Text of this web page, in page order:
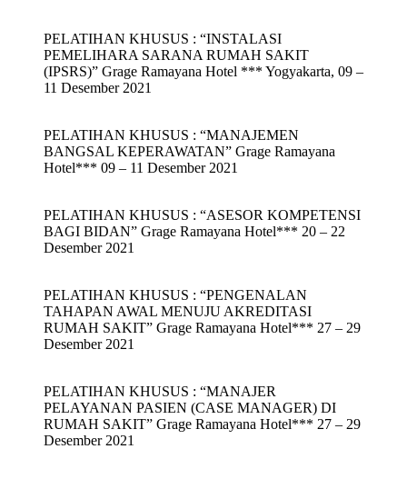
PELATIHAN KHUSUS : “INSTALASI
PEMELIHARA SARANA RUMAH SAKIT
(IPSRS)” Grage Ramayana Hotel *** Yogyakarta, 09 –
11 Desember 2021
PELATIHAN KHUSUS : “MANAJEMEN
BANGSAL KEPERAWATAN” Grage Ramayana
Hotel*** 09 – 11 Desember 2021
PELATIHAN KHUSUS : “ASESOR KOMPETENSI
BAGI BIDAN” Grage Ramayana Hotel*** 20 – 22
Desember 2021
PELATIHAN KHUSUS : “PENGENALAN
TAHAPAN AWAL MENUJU AKREDITASI
RUMAH SAKIT” Grage Ramayana Hotel*** 27 – 29
Desember 2021
PELATIHAN KHUSUS : “MANAJER
PELAYANAN PASIEN (CASE MANAGER) DI
RUMAH SAKIT” Grage Ramayana Hotel*** 27 – 29
Desember 2021